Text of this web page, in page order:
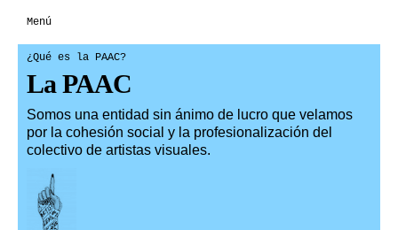
Menú
¿Qué es la PAAC?
La PAAC
Somos una entidad sin ánimo de lucro que velamos
por la cohesión social y la profesionalización del
colectivo de artistas visuales.